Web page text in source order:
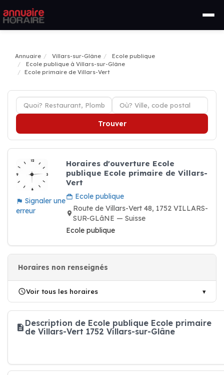
Annuaire Villars-sur-Glâne
Ecole publique
Ecole publique à Villars-sur-Glâne
Ecole primaire de Villars-Vert
Trouver
Signaler une
erreur
Horaires d'ouverture Ecole
publique Ecole primaire de Villars-
Vert
Ecole publique
Route de Villars-Vert 48, 1752 VILLARS-
SUR-GLâNE — Suisse
Ecole publique
Horaires non renseignés
Voir tous les horaires
Description de Ecole publique Ecole primaire
de Villars-Vert 1752 Villars-sur-Glâne